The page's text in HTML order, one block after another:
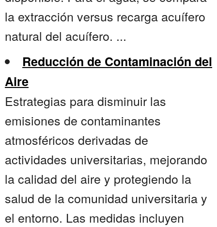
la extracción versus recarga acuífero
natural del acuífero. ...
Reducción de Contaminación del
Aire
Estrategias para disminuir las
emisiones de contaminantes
atmosféricos derivadas de
actividades universitarias, mejorando
la calidad del aire y protegiendo la
salud de la comunidad universitaria y
el entorno. Las medidas incluyen